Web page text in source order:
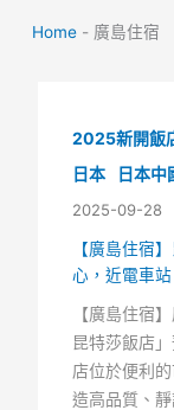
Home - 廣島住宿
2025新開飯
日本
日本中
2025-09-28
【廣島住宿
心，近電車
【廣島住宿
昆特莎飯店
店位於便利
造高品質、